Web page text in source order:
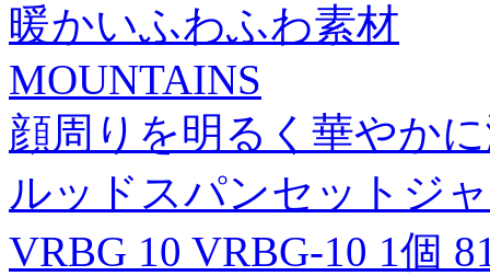
暖かいふわふわ素材
MOUNTAINS
顔周りを明るく華やか
ルッドスパンセットジ
VRBG 10 VRBG-10 1個